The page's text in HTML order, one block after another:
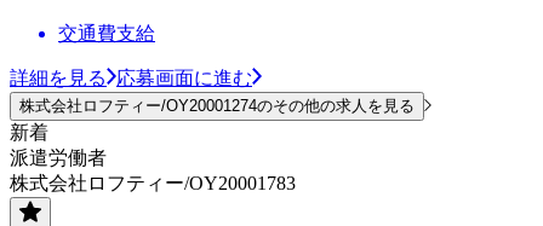
交通費支給
詳細を見る 応募画面に進む
株式会社ロフティー/OY20001274のその他の求人を見る
新着
派遣労働者
株式会社ロフティー/OY20001783